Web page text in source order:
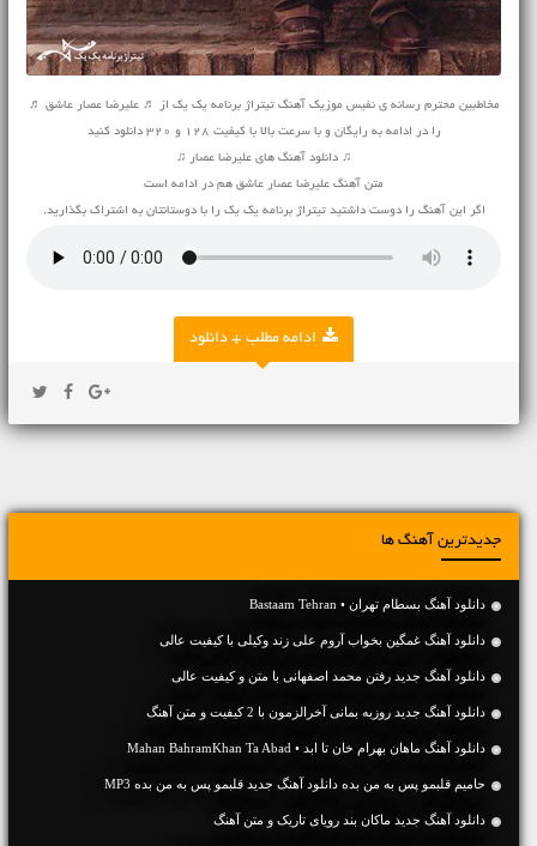
مخاطبین محترم رسانه ی نفیس موزیک آهنگ تیتراژ برنامه یک یک از ♬ علیرضا عصار عاشق ♬
را در ادامه به رایگان و با سرعت بالا با کیفیت 128 و 320 دانلود کنید
♫ دانلود آهنگ های علیرضا عصار ♫
متن آهنگ علیرضا عصار عاشق هم در ادامه است
اگر این آهنگ را دوست داشتید تیتراژ برنامه یک یک را با دوستانتان به اشتراک بگذارید.
ادامه مطلب + دانلود
جدیدترین آهنگ ها
دانلود آهنگ بسطام تهران • Bastaam Tehran
دانلود آهنگ غمگین بخواب آروم علی زند وکیلی با کیفیت عالی
دانلود آهنگ جديد رفتن محمد اصفهانی با متن و کیفیت عالی
دانلود آهنگ جديد روزبه بمانی آخرالزمون با 2 کیفیت و متن آهنگ
دانلود آهنگ ماهان بهرام خان تا ابد • Mahan BahramKhan Ta Abad
حامیم قلبمو پس به من بده دانلود آهنگ جدید قلبمو پس به من بده MP3
دانلود آهنگ جديد ماکان بند رویای تاریک و متن آهنگ